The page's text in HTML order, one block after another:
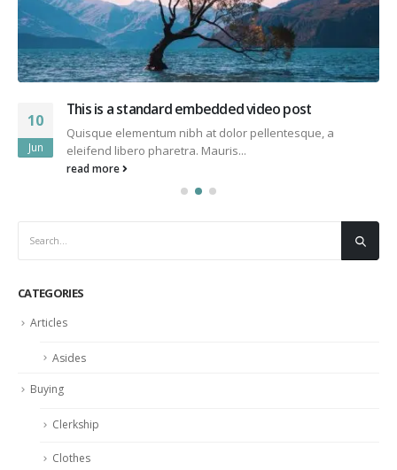
10
Jun
This is a standard embedded video post
Quisque elementum nibh at dolor pellentesque, a
eleifend libero pharetra. Mauris...
read more
Buying
Clerkship